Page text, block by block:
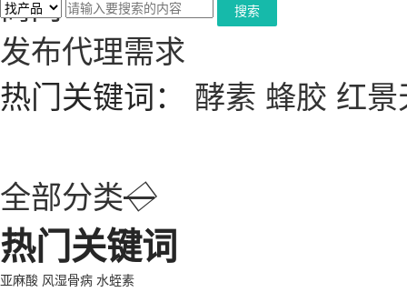
搜索
发布代理需求
热门关键词： 酵素 蜂胶 红景
全部分类◇
热门关键词
亚麻酸 风湿骨病 水蛭素